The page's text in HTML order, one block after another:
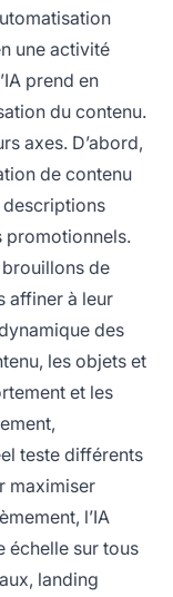
une activité
prend en
du contenu.
axes. D’abord,
de contenu
descriptions
promotionnels.
de
affiner à leur
des
les objets et
et les
teste différents
maximiser
l’IA
échelle sur tous
landing